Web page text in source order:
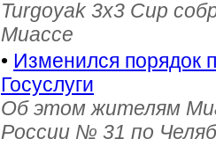
Turgoyak 3x3 Cup
Миассе
• Изменился порядок
Госуслуги
Об этом жителям
России № 31 по